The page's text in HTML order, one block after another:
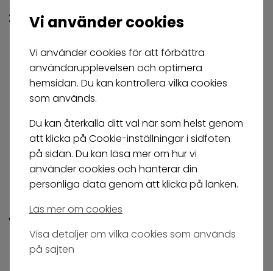
2026
Materialdag - tryckt
annons i tidning
Utgivningsdatum
26 maj
8 september
8 oktober
17 november 17 december
Vilket format gäller för min annons?
Helsida inlaga
Vi använder cookies
Vi använder cookies för att förbättra
användarupplevelsen och optimera
hemsidan. Du kan kontrollera vilka cookies
som används.
Du kan återkalla ditt val när som helst genom
att klicka på Cookie-inställningar i sidfoten
på sidan. Du kan läsa mer om hur vi
använder cookies och hanterar din
personliga data genom att klicka på länken.
Läs mer om cookies
Visa detaljer om vilka cookies som används
på sajten